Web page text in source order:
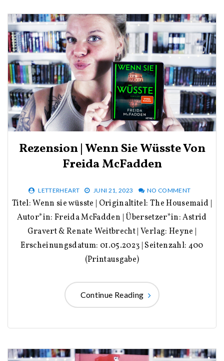
Rezension | Wenn Sie Wüsste Von
Freida McFadden
LETTERHEART JUNI 21, 2023 NO COMMENT
Titel: Wenn sie wüsste | Originaltitel: The Housemaid |
Autor*in: Freida McFadden | Übersetzer*in: Astrid
Gravert & Renate Weitbrecht | Verlag: Heyne |
Erscheinungsdatum: 01.05.2023 | Seitenzahl: 400
(Printausgabe)
Continue Reading